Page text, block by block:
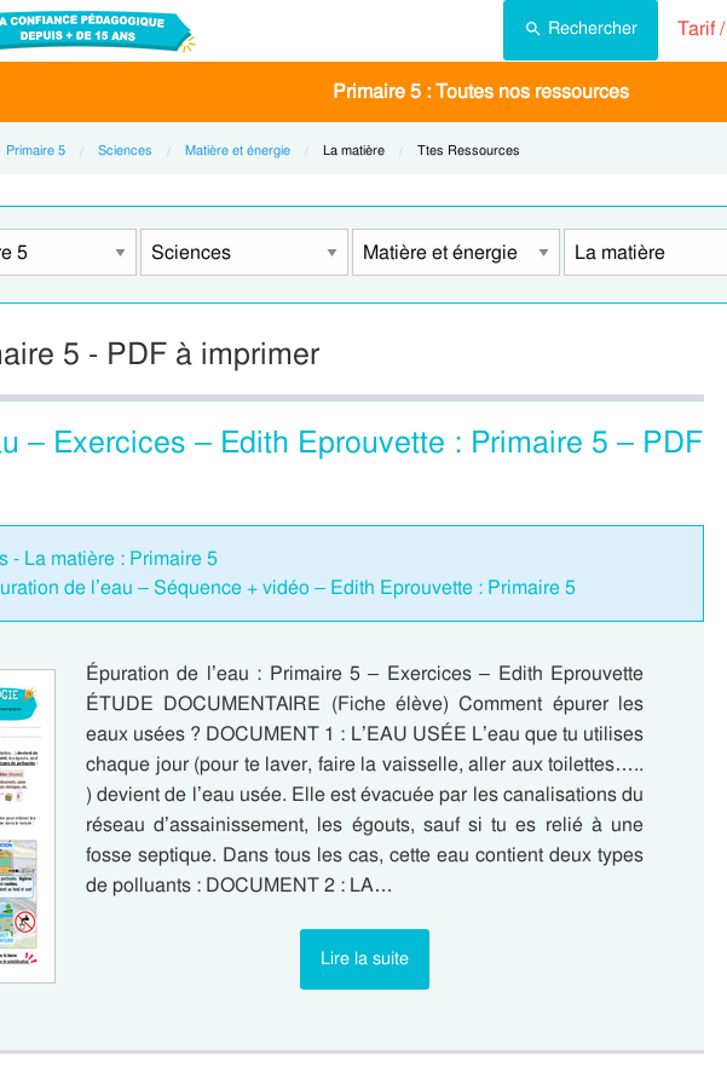
Rechercher Tarif /
Primaire 5 : Toutes nos ressources
Primaire 5 Sciences Matière et énergie Current:
La matière Current:
Ttes Ressources
5 - PDF à imprimer
– Exercices – Edith Eprouvette : Primaire 5 – PDF
- La matière : Primaire 5
de l’eau – Séquence + vidéo – Edith Eprouvette : Primaire 5
Épuration de l’eau : Primaire 5 – Exercices – Edith Eprouvette
ÉTUDE DOCUMENTAIRE (Fiche élève) Comment épurer les
eaux usées ? DOCUMENT 1 : L’EAU USÉE L’eau que tu utilises
chaque jour (pour te laver, faire la vaisselle, aller aux toilettes…..
) devient de l’eau usée. Elle est évacuée par les canalisations du
réseau d’assainissement, les égouts, sauf si tu es relié à une
fosse septique. Dans tous les cas, cette eau contient deux types
de polluants : DOCUMENT 2 : LA…
Lire la suite